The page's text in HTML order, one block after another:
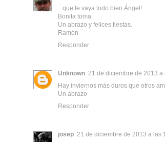
...que te vaya todo bien Ángel!
Bonita toma.
Un abrazo y felices fiestas.
Ramón
Responder
Unknown 21 de diciembre de 2013 a
Hay inviernos más duros que otros
Un abrazo
Responder
josep 21 de diciembre de 2013 a las